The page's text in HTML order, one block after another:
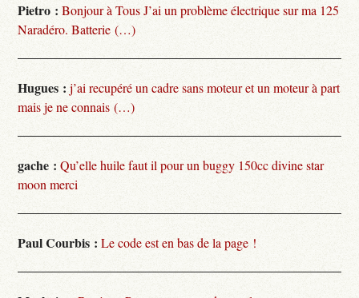
Pietro : Bonjour à Tous J’ai un problème électrique sur ma 125
Naradéro. Batterie (…)
Hugues : j’ai recupéré un cadre sans moteur et un moteur à part
mais je ne connais (…)
gache : Qu’elle huile faut il pour un buggy 150cc divine star
moon merci
Paul Courbis : Le code est en bas de la page !